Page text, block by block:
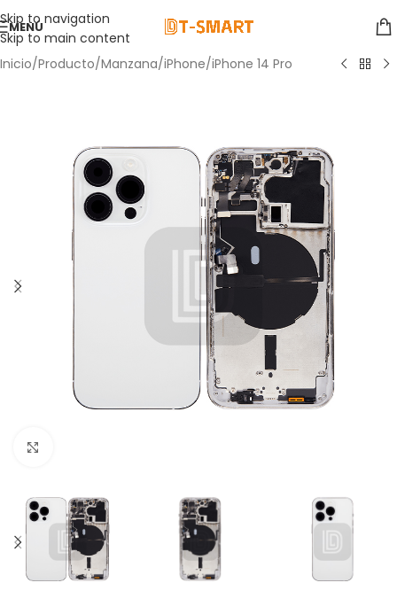
Skip to navigation
Skip to main content
MENÚ
Inicio/Producto/Manzana/iPhone/iPhone 14 Pro